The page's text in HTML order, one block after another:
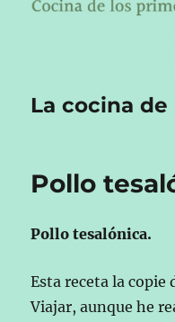
La cocina
Pollo
Pollo tesalónica.
Esta receta la copie
Viajar, aunque he